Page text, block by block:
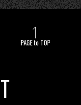
PAGE to TOP